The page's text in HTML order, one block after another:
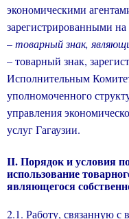
экономическими
зарегистрированными
–товарный знак,
– товарный знак,
Исполнительным
уполномоченного
управления
услуг Гагаузии.
II. Порядок и условия
использование
являющегося
2.1. Работу, связанную с